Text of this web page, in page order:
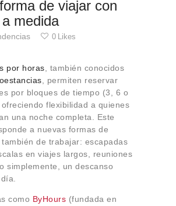
de viajar con
medida
0 Likes
por horas , también conocidos
, permiten reservar
por bloques de tiempo (3, 6 o
flexibilidad a quienes
una noche completa. Este
a nuevas formas de
de trabajar: escapadas
en viajes largos, reuniones
simplemente, un descanso
como ByHours (fundada en